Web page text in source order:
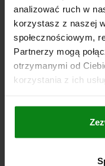
analizować ruch w
korzystasz z naszej
społecznościowym,
Partnerzy mogą
otrzymanymi od
korzystania z ich
265,44 PLN
plus VAT
plus koszty wysyłki